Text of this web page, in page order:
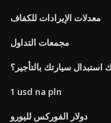
معدلات الإيرادات للكفاف
مجمعات التداول
استبدال سيارتك بالتأجير؟
1 usd na pln
دولار الفوركس لليورو